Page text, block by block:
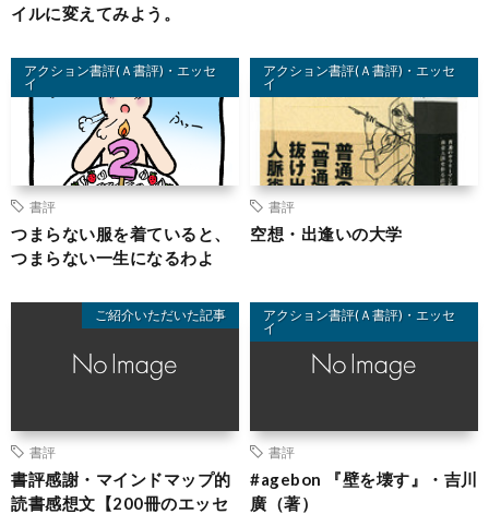
イルに変えてみよう。
アクション書評(Ａ書評)・エッセ
イ
書評
つまらない服を着ていると、
つまらない一生になるわよ
アクション書評(Ａ書評)・エッセ
イ
書評
空想・出逢いの大学
ご紹介いただいた記事
書評
書評感謝・マインドマップ的
読書感想文【200冊のエッセ
アクション書評(Ａ書評)・エッセ
イ
書評
#agebon 『壁を壊す』・吉川
廣（著）